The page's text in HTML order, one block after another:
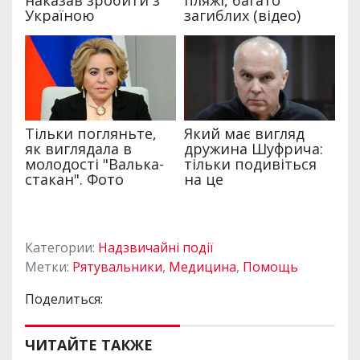
Категории: Надзвичайні події
Метки: Рятувальники, Медицина, Помощь
Поделиться:
ЧИТАЙТЕ ТАКЖЕ